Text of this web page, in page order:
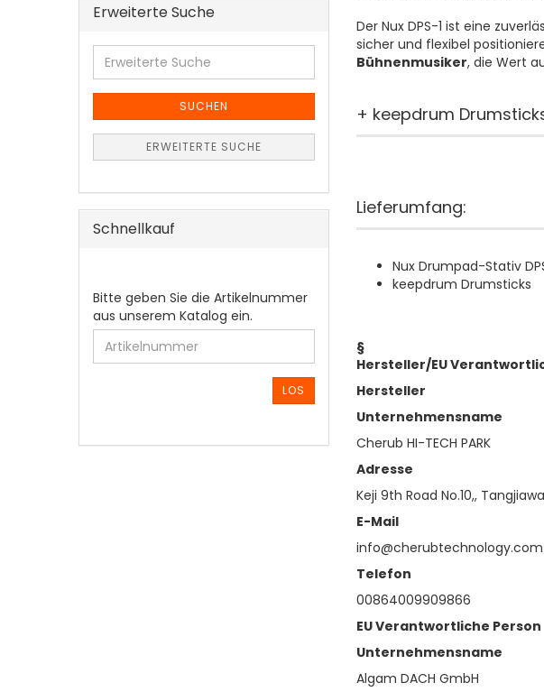
Der Nux DPS-1 ist eine
sicher und flexibel
Bühnenmusiker, die Wert
+ keepdrum
Lieferumfang:
Nux Drumpad-Stativ
keepdrum Drumsticks
§
Hersteller/EU
Hersteller
Unternehmensname
Cherub HI-TECH PARK
Adresse
Keji 9th Road No.10,,
E-Mail
info@cherubtechnology.com
Telefon
00864009909866
EU Verantwortliche Person
Unternehmensname
Algam DACH GmbH
Erweiterte Suche
Erweiterte
Suche
SUCHEN
ERWEITERTE SUCHE
Schnellkauf
BITTE
GEBEN
SIE
DIE
ARTIKELNUMMER
EIN.
Bitte geben Sie die Artikelnummer
aus unserem Katalog ein.
LOS